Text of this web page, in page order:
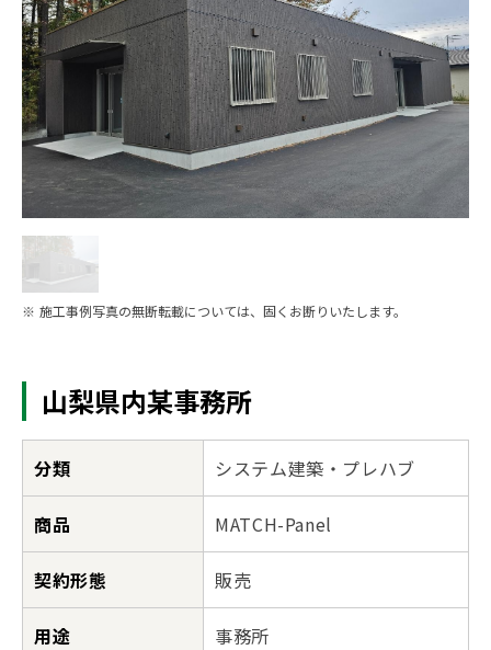
※ 施工事例写真の無断転載については、固くお断りいたします。
山梨県内某事務所
分類 システム建築・プレハブ
商品 MATCH-Panel
契約形態 販売
用途 事務所